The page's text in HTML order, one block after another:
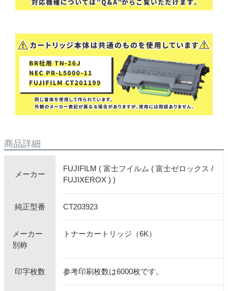
商品詳細
メーカー
FUJIFILM ( 富士フイルム ( 富士ゼロックス /
FUJIXEROX ) )
純正型番 CT203923
メーカー
別称
トナーカートリッジ（6K）
印字枚数 参考印刷枚数は6000枚です。